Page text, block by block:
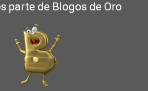
parte de Blogos de Oro